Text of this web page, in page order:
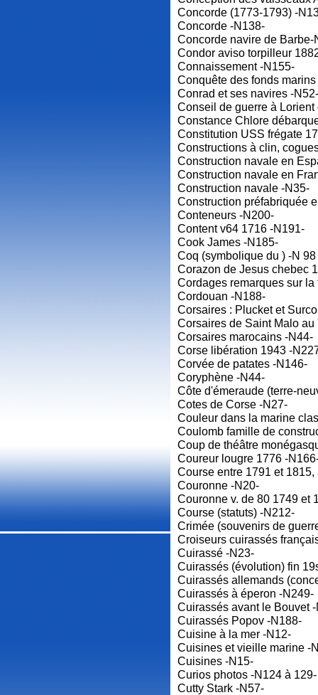
Concorde (1773-1793) -
Concorde -N138-
Concorde navire de Barbe-
Condor aviso torpilleur
Connaissement -N155-
Conquête des fonds
Conrad et ses navires -N52-
Conseil de guerre à
Constance Chlore
Constitution USS frégate
Constructions à clin,
Construction navale en
Construction navale en
Construction navale -N35-
Construction préfabriquée
Conteneurs -N200-
Content v64 1716 -N191-
Cook James -N185-
Coq (symbolique du ) -N 98
Corazon de Jesus chebec
Cordages remarques sur
Cordouan -N188-
Corsaires : Plucket et
Corsaires de Saint Malo
Corsaires marocains -N44-
Corse libération 1943 -
Corvée de patates -N146-
Coryphène -N44-
Côte d'émeraude (terre-
Cotes de Corse -N27-
Couleur dans la marine
Coulomb famille de
Coup de théâtre
Coureur lougre 1776 -
Course entre 1791 et
Couronne -N20-
Couronne v. de 80 1749 et
Course (statuts) -N212-
Crimée (souvenirs de
Croiseurs cuirassés
Cuirassé -N23-
Cuirassés (évolution) fin
Cuirassés allemands
Cuirassés à éperon -N249-
Cuirassés avant le Bouvet
Cuirassés Popov -N188-
Cuisine à la mer -N12-
Cuisines et vieille marine -
Cuisines -N15-
Curios photos -N124 à 129-
Cutty Stark -N57-